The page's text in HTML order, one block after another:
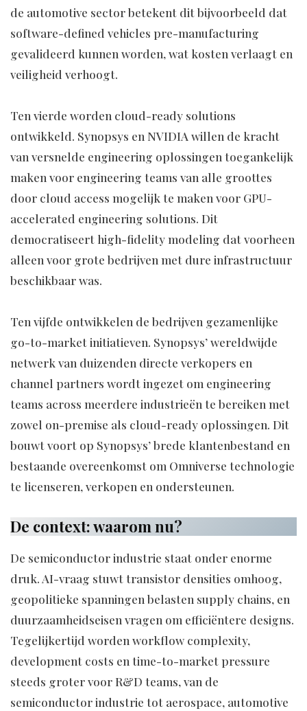
de automotive sector betekent dit bijvoorbeeld dat
software-defined vehicles pre-manufacturing
gevalideerd kunnen worden, wat kosten verlaagt en
veiligheid verhoogt.
Ten vierde worden cloud-ready solutions
ontwikkeld. Synopsys en NVIDIA willen de kracht
van versnelde engineering oplossingen toegankelijk
maken voor engineering teams van alle groottes
door cloud access mogelijk te maken voor GPU-
accelerated engineering solutions. Dit
democratiseert high-fidelity modeling dat voorheen
alleen voor grote bedrijven met dure infrastructuur
beschikbaar was.
Ten vijfde ontwikkelen de bedrijven gezamenlijke
go-to-market initiatieven. Synopsys’ wereldwijde
netwerk van duizenden directe verkopers en
channel partners wordt ingezet om engineering
teams across meerdere industrieën te bereiken met
zowel on-premise als cloud-ready oplossingen. Dit
bouwt voort op Synopsys’ brede klantenbestand en
bestaande overeenkomst om Omniverse technologie
te licenseren, verkopen en ondersteunen.
De context: waarom nu?
De semiconductor industrie staat onder enorme
druk. AI-vraag stuwt transistor densities omhoog,
geopolitieke spanningen belasten supply chains, en
duurzaamheidseisen vragen om efficiëntere designs.
Tegelijkertijd worden workflow complexity,
development costs en time-to-market pressure
steeds groter voor R&D teams, van de
semiconductor industrie tot aerospace, automotive